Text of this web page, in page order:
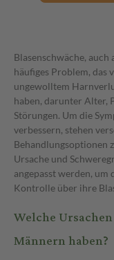
Blasenschwäche,
häufiges Problem, das
ungewolltem
haben, darunter Alter,
Störungen. Um die
verbessern, stehen
Behandlungsoptionen
Ursache und
angepasst werden,
Kontrolle über ihre
Welche
Männern haben?